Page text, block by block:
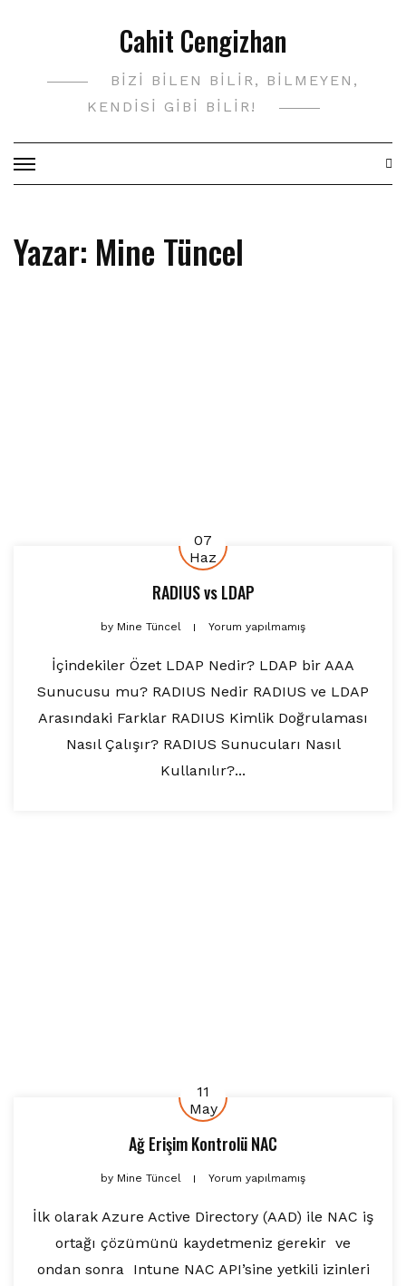
Cahit Cengizhan
BIZI BILEN BILIR, BILMEYEN,
KENDISI GIBI BILIR!
Yazar: Mine Tüncel
07
Haz
RADIUS vs LDAP
by Mine Tüncel Yorum yapılmamış
İçindekiler Özet LDAP Nedir? LDAP bir AAA
Sunucusu mu? RADIUS Nedir RADIUS ve LDAP
Arasındaki Farklar RADIUS Kimlik Doğrulaması
Nasıl Çalışır? RADIUS Sunucuları Nasıl
Kullanılır?...
11
May
Ağ Erişim Kontrolü NAC
by Mine Tüncel Yorum yapılmamış
İlk olarak Azure Active Directory (AAD) ile NAC iş
ortağı çözümünü kaydetmeniz gerekir ve
ondan sonra Intune NAC API’sine yetkili izinleri